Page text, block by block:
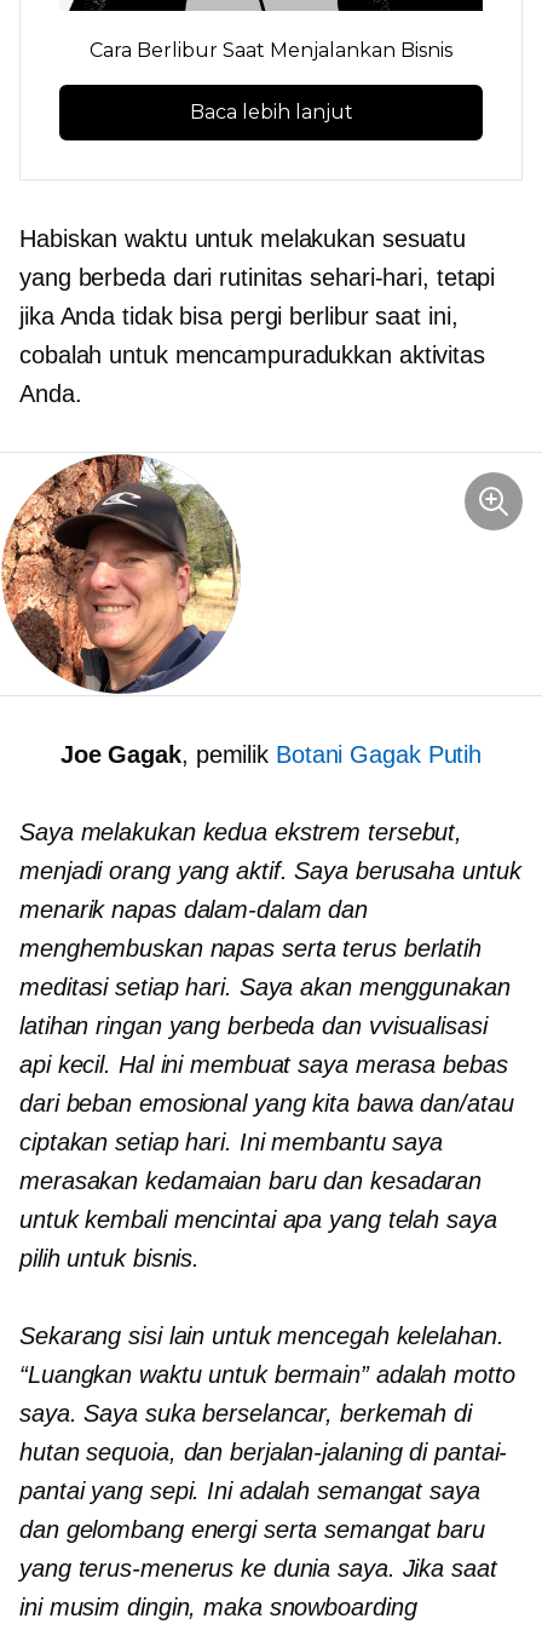
Cara Berlibur Saat Menjalankan Bisnis
Baca lebih lanjut
Habiskan waktu untuk melakukan sesuatu
yang berbeda dari rutinitas sehari-hari, tetapi
jika Anda tidak bisa pergi berlibur saat ini,
cobalah untuk mencampuradukkan aktivitas
Anda.
Joe Gagak, pemilik Botani Gagak Putih
Saya melakukan kedua ekstrem tersebut,
menjadi orang yang aktif. Saya berusaha untuk
menarik napas dalam-dalam dan
menghembuskan napas serta terus berlatih
meditasi setiap hari. Saya akan menggunakan
latihan ringan yang berbeda dan vvisualisasi
api kecil. Hal ini membuat saya merasa bebas
dari beban emosional yang kita bawa dan/atau
ciptakan setiap hari. Ini membantu saya
merasakan kedamaian baru dan kesadaran
untuk kembali mencintai apa yang telah saya
pilih untuk bisnis.
Sekarang sisi lain untuk mencegah kelelahan.
“Luangkan waktu untuk bermain” adalah motto
saya. Saya suka berselancar, berkemah di
hutan sequoia, dan berjalan-jalaningdi pantai-
pantai yang sepi. Ini adalah semangat saya
dan gelombang energi serta semangat baru
yang terus-menerus ke dunia saya. Jika saat
ini musim dingin, maka snowboarding